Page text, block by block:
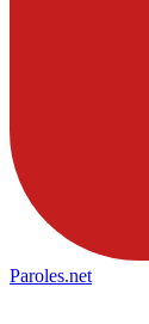
Paroles.net